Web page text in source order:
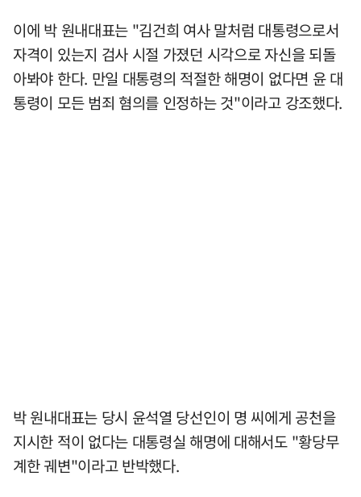
이에 박 원내대표는 "김건희 여사 말처럼 대통령으로서
자격이 있는지 검사 시절 가졌던 시각으로 자신을 되돌
아봐야 한다. 만일 대통령의 적절한 해명이 없다면 윤 대
통령이 모든 범죄 혐의를 인정하는 것"이라고 강조했다.
박 원내대표는 당시 윤석열 당선인이 명 씨에게 공천을
지시한 적이 없다는 대통령실 해명에 대해서도 "황당무
계한 궤변"이라고 반박했다.